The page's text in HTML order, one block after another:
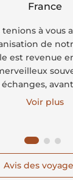
France
tenions à vous
de
est revenue
le temps
tout de
Voir plus
Avis des